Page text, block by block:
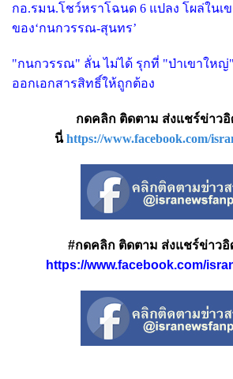
กอ.รมน.โชว์หราโฉนด 6 แปลง โผล่ในเ
ของ‘กนกวรรณ-สุนทร’
"กนกวรรณ" ลั่น ไม่ได้ รุกที่ "ป่าเขาให
ออกเอกสารสิทธิ์ให้ถูกต้อง
กดคลิก ติดตาม ส่งแชร์ข่าวอิ
นี่https://www.facebook.com/
#กดคลิก ติดตาม ส่งแชร์ข่าวอิ
https://www.facebook.com/